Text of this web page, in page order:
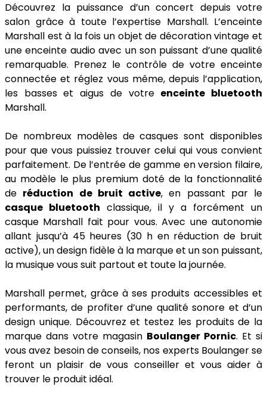
Découvrez la puissance d’un concert depuis votre
salon grâce à toute l’expertise Marshall. L’enceinte
Marshall est à la fois un objet de décoration vintage et
une enceinte audio avec un son puissant d’une qualité
remarquable. Prenez le contrôle de votre enceinte
connectée et réglez vous même, depuis l’application,
les basses et aigus de votre enceinte bluetooth
Marshall.
De nombreux modèles de casques sont disponibles
pour que vous puissiez trouver celui qui vous convient
parfaitement. De l’entrée de gamme en version filaire,
au modèle le plus premium doté de la fonctionnalité
de réduction de bruit active, en passant par le
casque bluetooth classique, il y a forcément un
casque Marshall fait pour vous. Avec une autonomie
allant jusqu’à 45 heures (30 h en réduction de bruit
active), un design fidèle à la marque et un son puissant,
la musique vous suit partout et toute la journée.
Marshall permet, grâce à ses produits accessibles et
performants, de profiter d’une qualité sonore et d’un
design unique. Découvrez et testez les produits de la
marque dans votre magasin Boulanger Pornic. Et si
vous avez besoin de conseils, nos experts Boulanger se
feront un plaisir de vous conseiller et vous aider à
trouver le produit idéal.